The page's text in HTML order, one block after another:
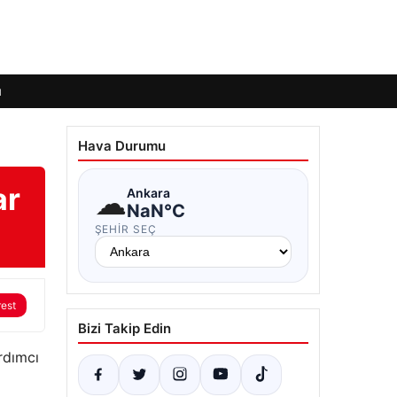
Hava Durumu
☁Ankara
NaN°C
ŞEHIR SEÇ
Bizi Takip Edin